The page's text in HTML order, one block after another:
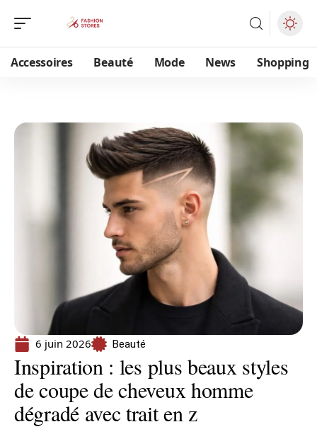
Accessoires Beauté Mode News Shopping
6 juin 2026 Beauté
Inspiration : les plus beaux styles
de coupe de cheveux homme
dégradé avec trait en z